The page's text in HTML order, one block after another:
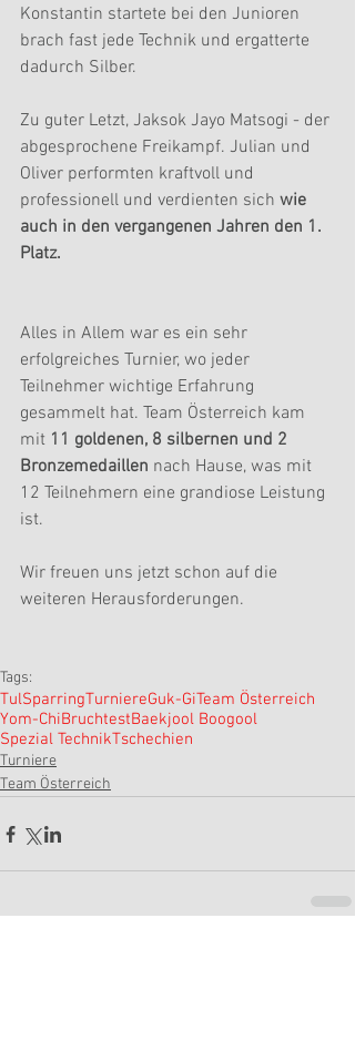
Konstantin startete bei den Junioren
brach fast jede Technik und ergatterte
dadurch Silber.
Zu guter Letzt, Jaksok Jayo Matsogi - der
abgesprochene Freikampf. Julian und
Oliver performten kraftvoll und
professionell und verdienten sich wie
auch in den vergangenen Jahren den 1.
Platz.
Alles in Allem war es ein sehr
erfolgreiches Turnier, wo jeder
Teilnehmer wichtige Erfahrung
gesammelt hat. Team Österreich kam
mit 11 goldenen, 8 silbernen und 2
Bronzemedaillen nach Hause, was mit
12 Teilnehmern eine grandiose Leistung
ist.
Wir freuen uns jetzt schon auf die
weiteren Herausforderungen.
Tags:
TulSparringTurniereGuk-GiTeam Österreich
Yom-ChiBruchtestBaekjool Boogool
Spezial TechnikTschechien
Turniere
Team Österreich